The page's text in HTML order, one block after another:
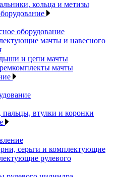
кольца и метизы
оборудование
мачты и навесного
и цепи мачты
мачты
пальцы, втулки и коронки
серьги и комплектующие
рулевого